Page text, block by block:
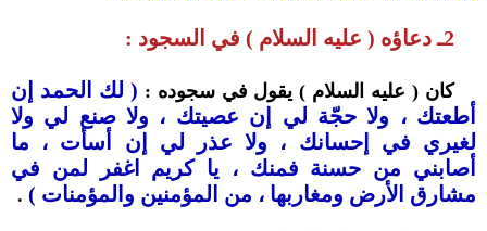
2ـ دعاؤه ( عليه السلام ) في السجود :
كان ( عليه السلام ) يقول في سجوده : ( لك الحمد إن
أطعتك ، ولا حجّة لي إن عصيتك ، ولا صنع لي ولا
لغيري في إحسانك ، ولا عذر لي إن أسأت ، ما
أصابني من حسنة فمنك ، يا كريم اغفر لمن في
مشارق الأرض ومغاربها ، من المؤمنين والمؤمنات ) .